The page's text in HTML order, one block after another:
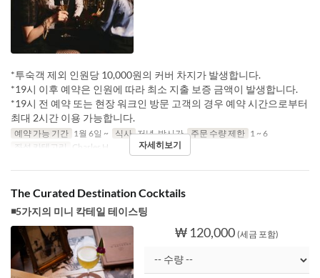
*투숙객 제외 인원당 10,000원의 커버 차지가 발생합니다.
*19시 이후 예약은 인원에 따라 최소 지출 보증 금액이 발생합니다.
*19시 전 예약 또는 현장 워크인 방문 고객의 경우 예약 시간으로부터
최대 2시간 이용 가능합니다.
예약 가능 기간 1월 6일 ~ 식사 저녁, 밤시간 주문 수량 제한 1 ~ 6
좌석 카테고리
Charles H. 자세히보기
The Curated Destination Cocktails
◾5가지의 미니 칵테일 테이스팅
₩ 120,000 (세금 포함)